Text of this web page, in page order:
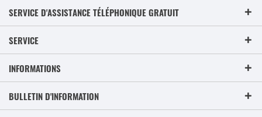
SERVICE D'ASSISTANCE TÉLÉPHONIQUE GRATUIT
SERVICE
INFORMATIONS
BULLETIN D'INFORMATION